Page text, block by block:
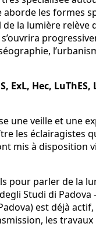
les formes
la lumière relève
ExL, Hec, LuThES,
une veille et une
les éclairagistes
mis à disposition
pour parler de la
Studi di Padova
est déjà actif,
les